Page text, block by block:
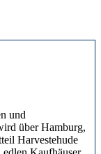
und
über Hamburg,
Harvestehude